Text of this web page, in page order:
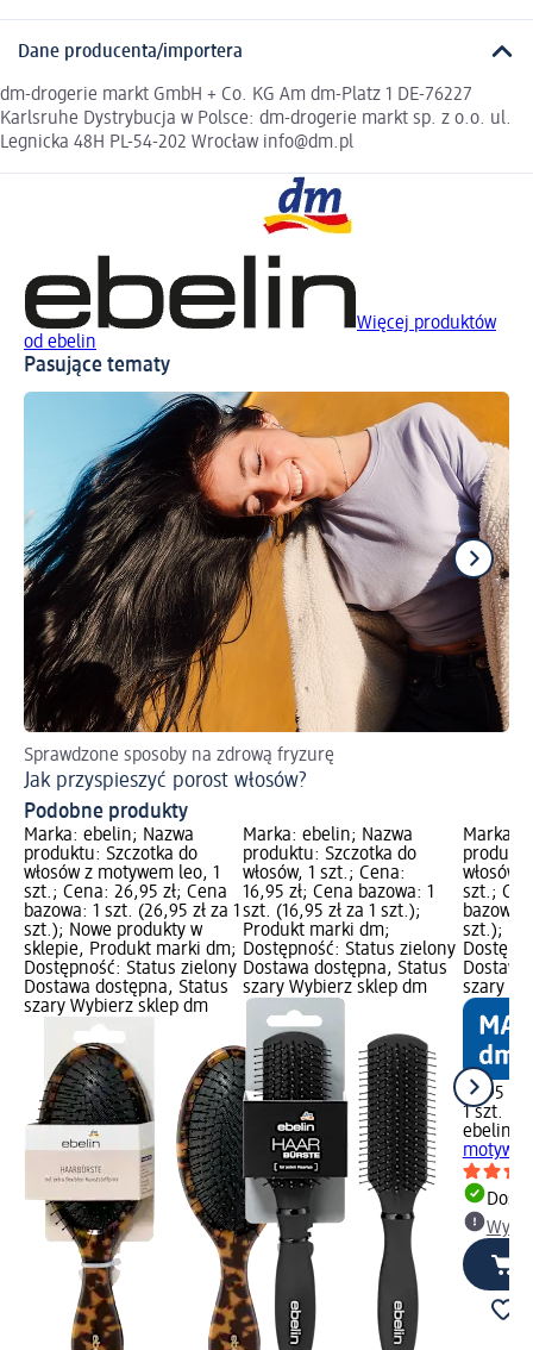
Dane producenta/importera
dm-drogerie markt GmbH + Co. KG Am dm-Platz 1 DE-76227
Karlsruhe Dystrybucja w Polsce: dm-drogerie markt sp. z o.o. ul.
Legnicka 48H PL-54-202 Wrocław info@dm.pl
Więcej produktów
od ebelin
Pasujące tematy
Sprawdzone sposoby na zdrową fryzurę
Jak przyspieszyć porost włosów?
Podobne produkty
Marka: ebelin; Nazwa
produktu: Szczotka do
włosów z motywem leo, 1
szt.; Cena: 26,95 zł; Cena
bazowa: 1 szt. (26,95 zł za 1
szt.); Nowe produkty w
sklepie, Produkt marki dm;
Dostępność: Status zielony
Dostawa dostępna, Status
szary Wybierz sklep dm
Marka: ebelin; Nazwa
produktu: Szczotka do
włosów, 1 szt.; Cena:
16,95 zł; Cena bazowa: 1
szt. (16,95 zł za 1 szt.);
Produkt marki dm;
Dostępność: Status zielony
Dostawa dostępna, Status
szary Wybierz sklep dm
Marka:
włosów
szt.;
bazowa:
szt.);
szary
16,95 zł
1 szt.
ebelin